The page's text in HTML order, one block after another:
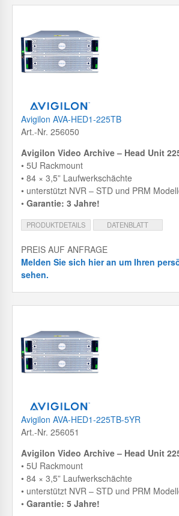
Avigilon AVA-HED1-225TB
Art.-Nr. 256050
Avigilon Video Archive – Head Unit
• 5U Rackmount
• 84 × 3,5” Laufwerkschächte
• unterstützt NVR – STD und PRM
• Garantie: 3 Jahre!
PRODUKTDETAILS DATENBLATT
PREIS AUF ANFRAGE
Melden Sie sich hier an um Ihren
sehen.
Avigilon AVA-HED1-225TB-5YR
Art.-Nr. 256051
Avigilon Video Archive – Head Unit
• 5U Rackmount
• 84 × 3,5” Laufwerkschächte
• unterstützt NVR – STD und PRM
• Garantie: 5 Jahre!